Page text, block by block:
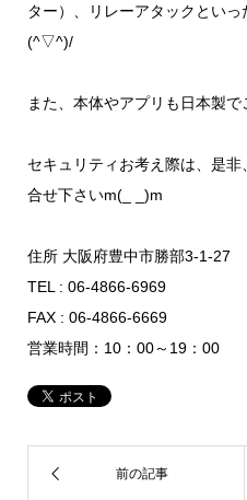
ター）、リレーアタックとい
(^▽^)/
また、本体やアプリも日本製で
セキュリティお考え際は、是
合せ下さいm(_ _)m
住所 大阪府豊中市勝部3-1-27
TEL : 06-4866-6969
FAX : 06-4866-6669
営業時間：10：00～19：00